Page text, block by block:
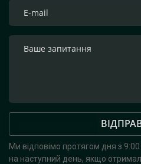
Ми відповімо протягом дня з 9:00
на наступний день, якщо